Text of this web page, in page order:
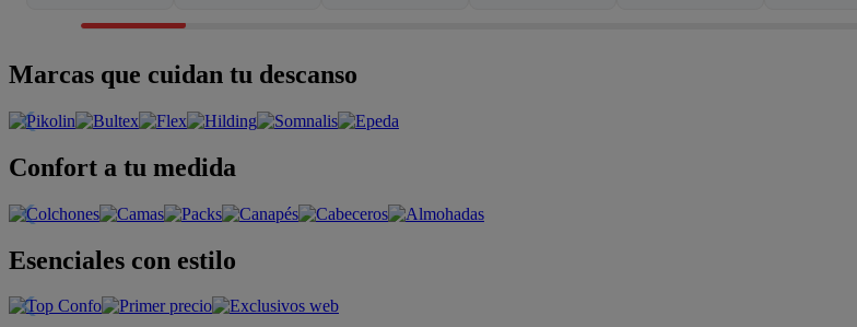
Marcas que cuidan tu descanso
Confort a tu medida
Esenciales con estilo